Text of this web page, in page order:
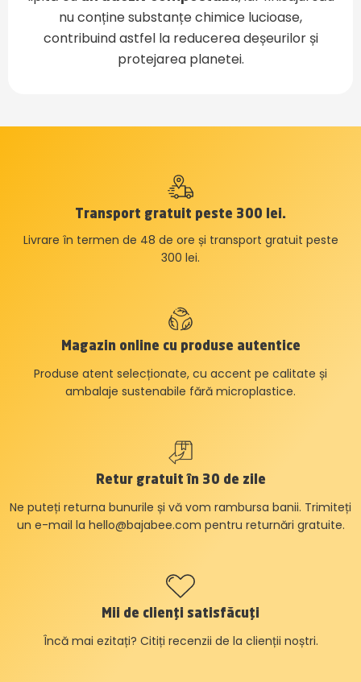
nu conține substanțe chimice lucioase,
contribuind astfel la reducerea deșeurilor și
protejarea planetei.
Transport gratuit peste 300 lei.
Livrare în termen de 48 de ore și transport gratuit peste
300 lei.
Magazin online cu produse autentice
Produse atent selecționate, cu accent pe calitate și
ambalaje sustenabile fără microplastice.
Retur gratuit în 30 de zile
Ne puteți returna bunurile și vă vom rambursa banii. Trimiteți
un e-mail la hello@bajabee.com pentru returnări gratuite.
Mii de clienți satisfăcuți
Încă mai ezitați? Citiți recenzii de la clienții noștri.